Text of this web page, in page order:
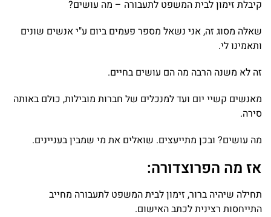
קיבלת זימון לבית המשפט לתעבורה – מה עושים?
שאלה מסוג זה, אני נשאל מספר פעמים ביום ע"י אנשים שונים
ותאמינו לי.
זה לא משנה הרבה מה הם עושים בחיים.
מאנשים קשיי יום ועד למנכלים של חברות מובילות, כולם באותה
סירה.
מה עושים? ובכן מתייעצים. שואלים את מי שמבין בעניינים.
אז מה הפרוצדורה:
תחילה שיהיה ברור, זימון לבית המשפט לתעבורה מחייב
התייחסות רצינית לכתב האישום.